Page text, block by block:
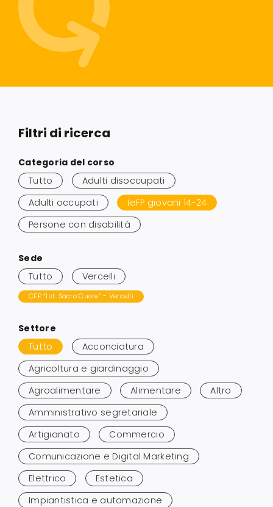
Servizi alle imprese
Richiedi informazioni
Filtri di ricerca
ai
risultati
Categoria del corso
Tutto
Adulti disoccupati
Adulti occupati
IeFP giovani 14-24
Persone con disabilità
ai
risultati
Sede
Tutto
Vercelli
CFP “Ist. Sacro Cuore” - Vercelli
ai
risultati
Settore
Tutto
Acconciatura
Agricoltura e giardinaggio
Agroalimentare
Alimentare
Altro
Amministrativo segretariale
Artigianato
Commercio
Comunicazione e Digital Marketing
Elettrico
Estetica
Impiantistica e automazione